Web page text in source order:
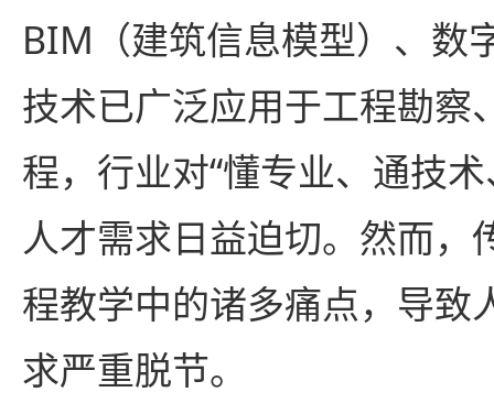
BIM（建筑信息模型）、数
技术已广泛应用于工程勘察
程，行业对“懂专业、通技
人才需求日益迫切。然而，
程教学中的诸多痛点，导致
求严重脱节。